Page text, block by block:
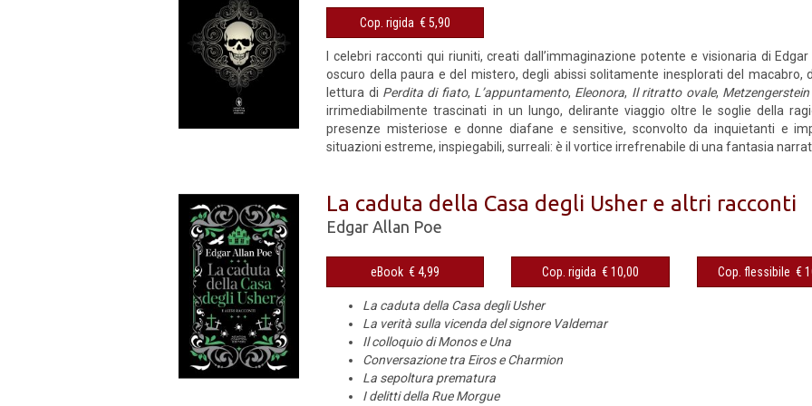
Cop. rigida € 5,90
I celebri racconti qui riuniti, creati dall’immaginazione potente e visionaria di
oscuro della paura e del mistero, degli abissi solitamente inesplorati del macabro,
lettura di Perdita di fiato, L’appuntamento, Eleonora, Il ritratto ovale, Metzengerstein
irrimediabilmente trascinati in un lungo, delirante viaggio oltre le soglie della
presenze misteriose e donne diafane e sensitive, sconvolto da inquietanti e
situazioni estreme, inspiegabili, surreali: è il vortice irrefrenabile di una fantasia
La caduta della Casa degli Usher e altri racconti
Edgar Allan Poe
eBook € 4,99 Cop. rigida € 10,00 Cop.
La caduta della Casa degli Usher
La verità sulla vicenda del signore Valdemar
Il colloquio di Monos e Una
Conversazione tra Eiros e Charmion
La sepoltura prematura
I delitti della Rue Morgue